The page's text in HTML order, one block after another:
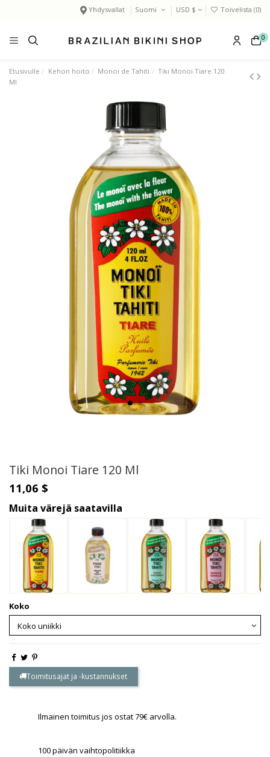
Yhdysvallat Suomi USD $ Toivelista (0)
0
Etusivulle Kehon hoito Monoi de Tahiti
Tiki Monoi Tiare 120
Ml
Tiki Monoi Tiare 120 Ml
11,06 $
Muita värejä saatavilla
Koko
Toimitusajat ja -kustannukset
Ilmainen toimitus jos ostat 79€ arvolla.
100 päivän vaihtopolitiikka